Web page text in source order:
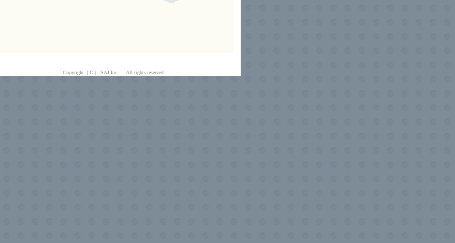
Copyright（Ｃ） SAJ Inc. All rights reserved.